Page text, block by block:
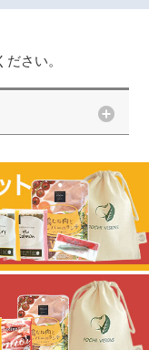
ださい。